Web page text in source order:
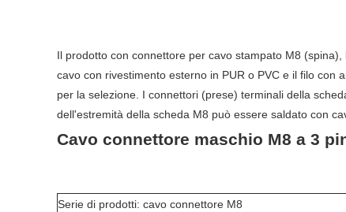
Il prodotto con connettore per cavo stampato M8
cavo con rivestimento esterno in PUR o PVC e il filo con
per la selezione. I connettori (prese) terminali della
dell'estremità della scheda M8 può essere saldato con
Cavo connettore maschio M8 a 3
Serie di prodotti: cavo connettore M8